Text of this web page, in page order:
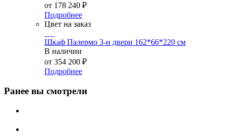
от 178 240 ₽
Подробнее
Цвет на заказ
Шкаф Палермо 3-и двери 162*66*220 см
В наличии
от 354 200 ₽
Подробнее
Ранее вы смотрели